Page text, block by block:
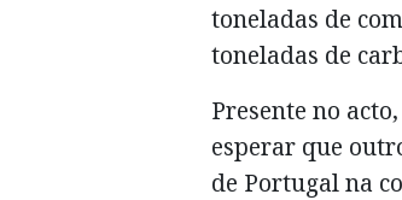
toneladas de
toneladas de
Presente no
esperar que
de Portugal na